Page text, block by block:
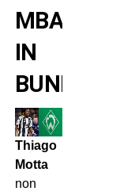
IN
Thiago
Motta
non